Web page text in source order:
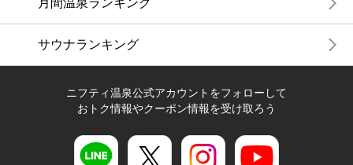
月間温泉ランキング
サウナランキング
ニフティ温泉公式アカウントをフォローして
おトク情報やクーポン情報を受け取ろう